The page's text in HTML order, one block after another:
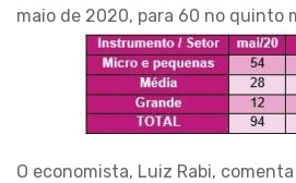
maio de 2020, para 60 no quinto
O economista, Luiz Rabi,